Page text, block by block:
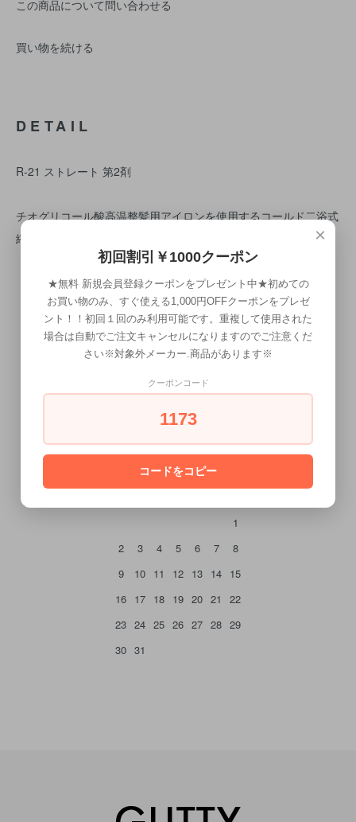
この商品について問い合わせる
買い物を続ける
DETAIL
R-21 ストレート 第2剤
チオグリコール酸高温整髪用アイロンを使用するコールド二浴式
縮毛矯正剤用 第2剤 (過酸化水素水)
CALENDAR
カレンダー
2026年8月
1
2
3 4 5 6 7
8
9
10 11 12 13 14 15
16 17 18 19 20 21
22
23 24 25 26 27 28 29
30 31
×
初回割引￥1000クーポン
★無料 新規会員登録クーポンをプレゼント中★初めての
お買い物のみ、すぐ使える1,000円OFFクーポンをプレゼ
ント！！初回１回のみ利用可能です。重複して使用された
場合は自動でご注文キャンセルになりますのでご注意くだ
さい※対象外メーカー.商品があります※
クーポンコード
1173
コードをコピー